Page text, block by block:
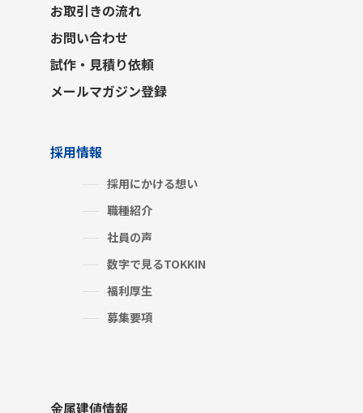
お取引きの流れ
お問い合わせ
試作・見積り依頼
メールマガジン登録
採用情報
採用にかける想い
職種紹介
社員の声
数字で見るTOKKIN
福利厚生
募集要項
金属建値情報